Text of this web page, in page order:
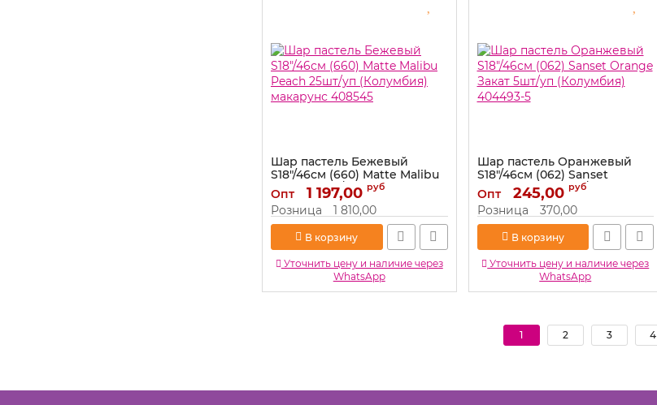
Шар пастель Бежевый
S18"/46см (660) Matte Malibu
Peach 25шт/уп (Колумбия)
макарунс 408545
Артикул: 408545
Опт 1 197,00 руб
Розница 1 810,00
В корзину
Уточнить цену и наличие через
WhatsApp
Шар пастель Оранжевый
S18"/46см (062) Sanset
Orange Закат 5шт/уп
(Колумбия) 404493-5
Артикул: 404493-5
Опт 245,00 руб
Розница 370,00
В корзину
Уточнить цену и наличие через
WhatsApp
1 2 3 4